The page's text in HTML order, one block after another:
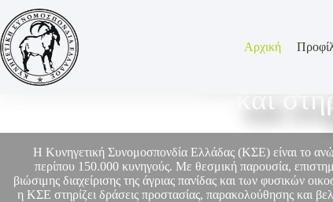
Αρχική
Η ΚΣΕ
και
Η Κυνηγετική Συνομοσπονδία Ελλάδας (ΚΣΕ) είναι το
περίπου 150.000 κυνηγούς. Με θεσμική παρουσία,
βιώσιμης διαχείρισης της άγριας πανίδας και των φυσικών
η ΚΣΕ στηρίζει δράσεις προστασίας, παρακολούθησης και